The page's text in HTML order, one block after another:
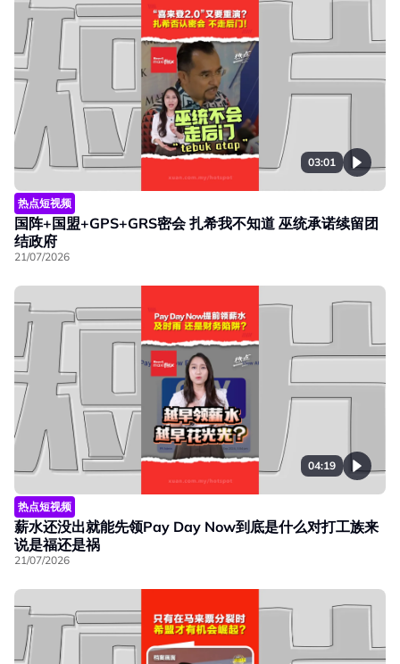
03:01
热点短视频
国阵+国盟+GPS+GRS密会 扎希我不知道 巫统承诺续留团
结政府
21/07/2026
04:19
热点短视频
薪水还没出就能先领Pay Day Now到底是什么对打工族来
说是福还是祸
21/07/2026